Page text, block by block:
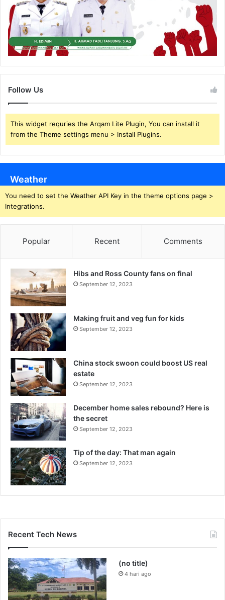
Follow Us
This widget requries the Arqam Lite Plugin, You can install it
from the Theme settings menu > Install Plugins.
Weather
You need to set the Weather API Key in the theme options page >
Integrations.
Popular Recent Comments
Hibs and Ross County fans on final
September 12, 2023
Making fruit and veg fun for kids
September 12, 2023
China stock swoon could boost US real
estate
September 12, 2023
December home sales rebound? Here is
the secret
September 12, 2023
Tip of the day: That man again
September 12, 2023
Recent Tech News
(no title)
4 hari ago